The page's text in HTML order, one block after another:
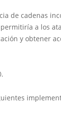
de cadenas
a los
y obtener